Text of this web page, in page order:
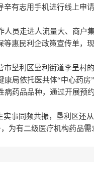
有志用手机进行线上申
员走进人流量大、商户
惠民利企政策宣传单，
利区垦利街道李呈村的
局依托医共体“中心药房
药品品种，通过开展预
事同频共振，垦利区还
为有二级医疗机构药品需